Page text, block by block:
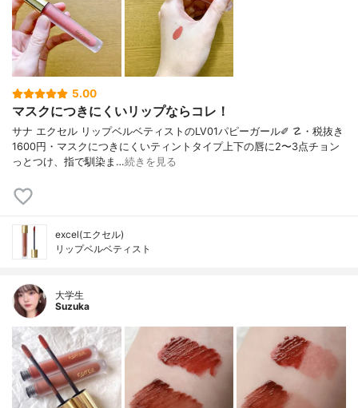
5.00
マスクにつきにくいリップならコレ！
サナ エクセル リップベルベティストのLV01パピーガール✐ ☡・税抜き
1600円・マスクにつきにくいティントタイプ上下の唇に2〜3点チョン
っとつけ、指で馴染ま…続きを見る
excel(エクセル)
リップベルベティスト
大学生
Suzuka